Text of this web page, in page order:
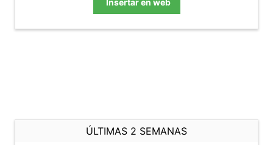
Insertar en web
ÚLTIMAS 2 SEMANAS